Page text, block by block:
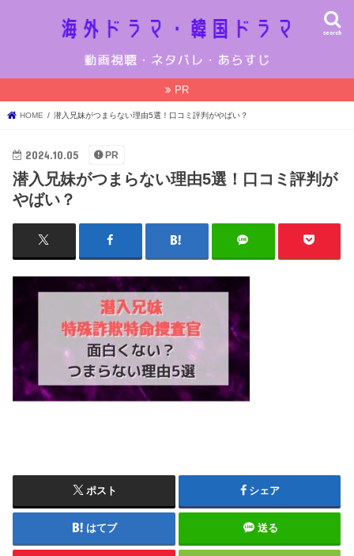
search
PR
HOME 潜入兄妹がつまらない理由5選！口コミ評判がやばい？
2024.10.05 PR
潜入兄妹がつまらない理由5選！口コミ評判が
やばい？
ポスト シェア
はてブ 送る